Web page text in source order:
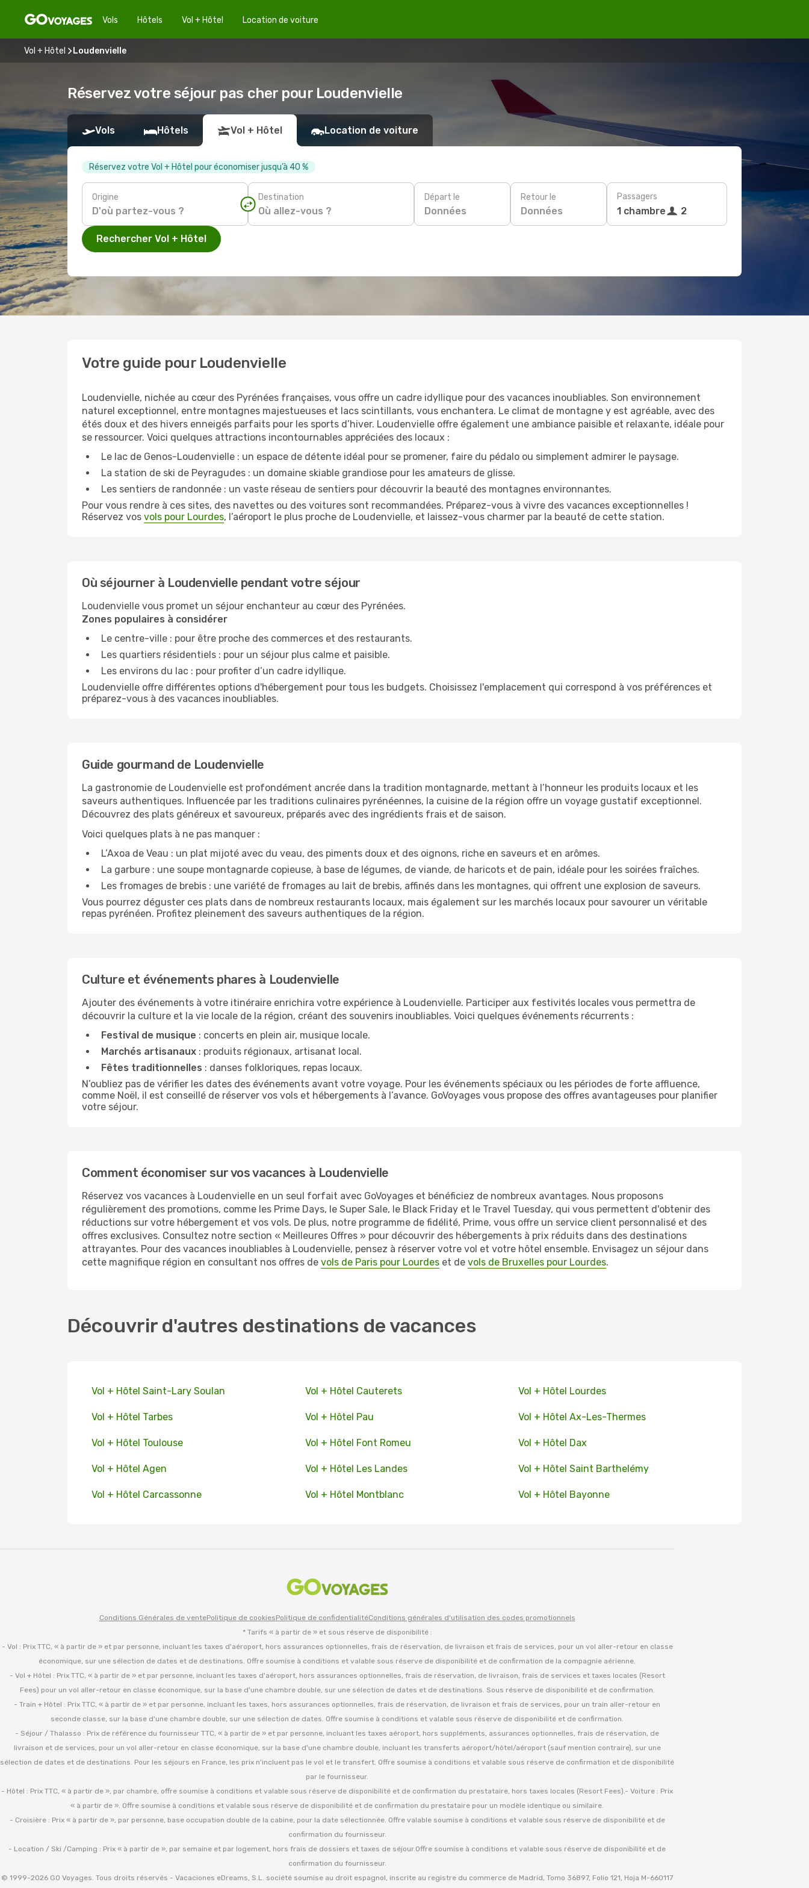
Vols Hôtels Vol + Hôtel Location de voiture
Vol + Hôtel Loudenvielle
Réservez votre séjour pas cher pour Loudenvielle
Vols Hôtels Vol + Hôtel Location de voiture
Réservez votre Vol + Hôtel pour économiser jusqu’à 40 %
Origine Destination Départ le
Données
Retour le
Données
Passagers
1 chambre 2
Rechercher Vol + Hôtel
Votre guide pour Loudenvielle
Loudenvielle, nichée au cœur des Pyrénées françaises, vous offre un cadre idyllique pour des vacances inoubliables. Son environnement
naturel exceptionnel, entre montagnes majestueuses et lacs scintillants, vous enchantera. Le climat de montagne y est agréable, avec des
étés doux et des hivers enneigés parfaits pour les sports d’hiver. Loudenvielle offre également une ambiance paisible et relaxante, idéale pour
se ressourcer. Voici quelques attractions incontournables appréciées des locaux :
Le lac de Genos-Loudenvielle : un espace de détente idéal pour se promener, faire du pédalo ou simplement admirer le paysage.
La station de ski de Peyragudes : un domaine skiable grandiose pour les amateurs de glisse.
Les sentiers de randonnée : un vaste réseau de sentiers pour découvrir la beauté des montagnes environnantes.
Pour vous rendre à ces sites, des navettes ou des voitures sont recommandées. Préparez-vous à vivre des vacances exceptionnelles !
Réservez vos vols pour Lourdes, l’aéroport le plus proche de Loudenvielle, et laissez-vous charmer par la beauté de cette station.
Où séjourner à Loudenvielle pendant votre séjour
Loudenvielle vous promet un séjour enchanteur au cœur des Pyrénées.
Zones populaires à considérer
Le centre-ville : pour être proche des commerces et des restaurants.
Les quartiers résidentiels : pour un séjour plus calme et paisible.
Les environs du lac : pour profiter d’un cadre idyllique.
Loudenvielle offre différentes options d'hébergement pour tous les budgets. Choisissez l'emplacement qui correspond à vos préférences et
préparez-vous à des vacances inoubliables.
Guide gourmand de Loudenvielle
La gastronomie de Loudenvielle est profondément ancrée dans la tradition montagnarde, mettant à l’honneur les produits locaux et les
saveurs authentiques. Influencée par les traditions culinaires pyrénéennes, la cuisine de la région offre un voyage gustatif exceptionnel.
Découvrez des plats généreux et savoureux, préparés avec des ingrédients frais et de saison.
Voici quelques plats à ne pas manquer :
L’Axoa de Veau : un plat mijoté avec du veau, des piments doux et des oignons, riche en saveurs et en arômes.
La garbure : une soupe montagnarde copieuse, à base de légumes, de viande, de haricots et de pain, idéale pour les soirées fraîches.
Les fromages de brebis : une variété de fromages au lait de brebis, affinés dans les montagnes, qui offrent une explosion de saveurs.
Vous pourrez déguster ces plats dans de nombreux restaurants locaux, mais également sur les marchés locaux pour savourer un véritable
repas pyrénéen. Profitez pleinement des saveurs authentiques de la région.
Culture et événements phares à Loudenvielle
Ajouter des événements à votre itinéraire enrichira votre expérience à Loudenvielle. Participer aux festivités locales vous permettra de
découvrir la culture et la vie locale de la région, créant des souvenirs inoubliables. Voici quelques événements récurrents :
Festival de musique : concerts en plein air, musique locale.
Marchés artisanaux : produits régionaux, artisanat local.
Fêtes traditionnelles : danses folkloriques, repas locaux.
N’oubliez pas de vérifier les dates des événements avant votre voyage. Pour les événements spéciaux ou les périodes de forte affluence,
comme Noël, il est conseillé de réserver vos vols et hébergements à l’avance. GoVoyages vous propose des offres avantageuses pour planifier
votre séjour.
Comment économiser sur vos vacances à Loudenvielle
Réservez vos vacances à Loudenvielle en un seul forfait avec GoVoyages et bénéficiez de nombreux avantages. Nous proposons
régulièrement des promotions, comme les Prime Days, le Super Sale, le Black Friday et le Travel Tuesday, qui vous permettent d'obtenir des
réductions sur votre hébergement et vos vols. De plus, notre programme de fidélité, Prime, vous offre un service client personnalisé et des
offres exclusives. Consultez notre section « Meilleures Offres » pour découvrir des hébergements à prix réduits dans des destinations
attrayantes. Pour des vacances inoubliables à Loudenvielle, pensez à réserver votre vol et votre hôtel ensemble. Envisagez un séjour dans
cette magnifique région en consultant nos offres de vols de Paris pour Lourdes et de vols de Bruxelles pour Lourdes.
Découvrir d'autres destinations de vacances
Vol + Hôtel Saint-Lary Soulan Vol + Hôtel Cauterets Vol + Hôtel Lourdes
Vol + Hôtel Tarbes Vol + Hôtel Pau Vol + Hôtel Ax-Les-Thermes
Vol + Hôtel Toulouse Vol + Hôtel Font Romeu Vol + Hôtel Dax
Vol + Hôtel Agen Vol + Hôtel Les Landes Vol + Hôtel Saint Barthelémy
Vol + Hôtel Carcassonne Vol + Hôtel Montblanc Vol + Hôtel Bayonne
Conditions Générales de ventePolitique de cookiesPolitique de confidentialitéConditions générales d'utilisation des codes promotionnels
* Tarifs « à partir de » et sous réserve de disponibilité :
- Vol : Prix TTC, « à partir de » et par personne, incluant les taxes d'aéroport, hors assurances optionnelles, frais de réservation, de livraison et frais de services, pour un vol aller-retour en classe
économique, sur une sélection de dates et de destinations. Offre soumise à conditions et valable sous réserve de disponibilité et de confirmation de la compagnie aérienne.
- Vol + Hôtel : Prix TTC, « à partir de » et par personne, incluant les taxes d'aéroport, hors assurances optionnelles, frais de réservation, de livraison, frais de services et taxes locales (Resort
Fees) pour un vol aller-retour en classe économique, sur la base d'une chambre double, sur une sélection de dates et de destinations. Sous réserve de disponibilité et de confirmation.
- Train + Hôtel : Prix TTC, « à partir de » et par personne, incluant les taxes, hors assurances optionnelles, frais de réservation, de livraison et frais de services, pour un train aller-retour en
seconde classe, sur la base d'une chambre double, sur une sélection de dates. Offre soumise à conditions et valable sous réserve de disponibilité et de confirmation.
- Séjour / Thalasso : Prix de référence du fournisseur TTC, « à partir de » et par personne, incluant les taxes aéroport, hors suppléments, assurances optionnelles, frais de réservation, de
livraison et de services, pour un vol aller-retour en classe économique, sur la base d'une chambre double, incluant les transferts aéroport/hôtel/aéroport (sauf mention contraire), sur une
sélection de dates et de destinations. Pour les séjours en France, les prix n'incluent pas le vol et le transfert. Offre soumise à conditions et valable sous réserve de confirmation et de disponibilité
par le fournisseur.
- Hôtel : Prix TTC, « à partir de », par chambre, offre soumise à conditions et valable sous réserve de disponibilité et de confirmation du prestataire, hors taxes locales (Resort Fees).- Voiture : Prix
« à partir de ». Offre soumise à conditions et valable sous réserve de disponibilité et de confirmation du prestataire pour un modèle identique ou similaire.
- Croisière : Prix « à partir de », par personne, base occupation double de la cabine, pour la date sélectionnée. Offre valable soumise à conditions et valable sous réserve de disponibilité et de
confirmation du fournisseur.
- Location / Ski /Camping : Prix « à partir de », par semaine et par logement, hors frais de dossiers et taxes de séjour.Offre soumise à conditions et valable sous réserve de disponibilité et de
confirmation du fournisseur.
© 1999-2026 GO Voyages. Tous droits réservés - Vacaciones eDreams, S.L. société soumise au droit espagnol, inscrite au registre du commerce de Madrid, Tomo 36897, Folio 121, Hoja M-660117